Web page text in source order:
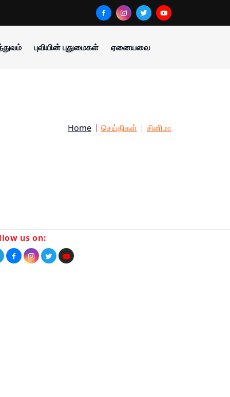
புவியின் புதுமைகள் ஏனையவை
Home செய்திகள் சினிமா
us on: